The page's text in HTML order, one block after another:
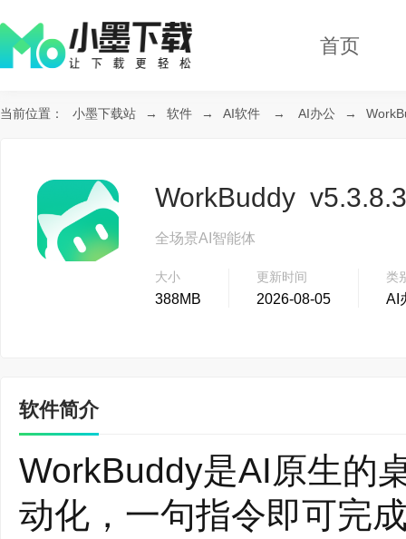
首页
当前位置： 小墨下载站 → 软件 → AI软件 → AI办公 →
WorkBuddy
全场景AI智能体
大小
388MB
更新时间
2026-08-05
类
AI
软件简介
WorkBuddy是AI原生的
动化，一句指令即可完